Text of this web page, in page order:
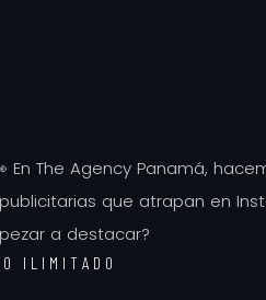
The Agency Panamá,
que atrapan en
a destacar?
ILIMITADO